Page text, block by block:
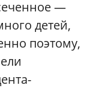
—
детей,
поэтому,